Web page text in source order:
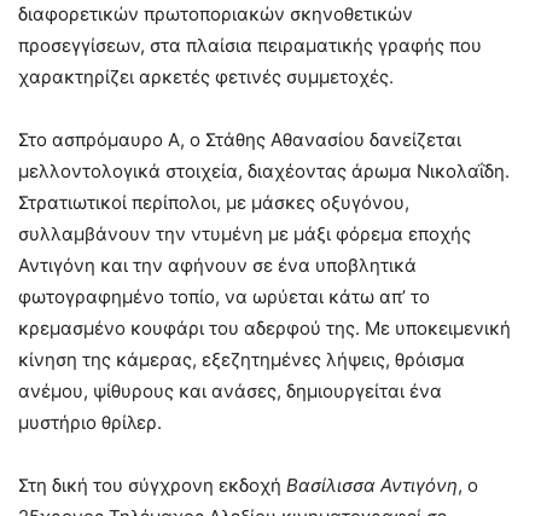
διαφορετικών πρωτοποριακών σκηνοθετικών
προσεγγίσεων, στα πλαίσια πειραματικής γραφής που
χαρακτηρίζει αρκετές φετινές συμμετοχές.
Στο ασπρόμαυρο Α, ο Στάθης Αθανασίου δανείζεται
μελλοντολογικά στοιχεία, διαχέοντας άρωμα Νικολαΐδη.
Στρατιωτικοί περίπολοι, με μάσκες οξυγόνου,
συλλαμβάνουν την ντυμένη με μάξι φόρεμα εποχής
Αντιγόνη και την αφήνουν σε ένα υποβλητικά
φωτογραφημένο τοπίο, να ωρύεται κάτω απ’ το
κρεμασμένο κουφάρι του αδερφού της. Με υποκειμενική
κίνηση της κάμερας, εξεζητημένες λήψεις, θρόισμα
ανέμου, ψίθυρους και ανάσες, δημιουργείται ένα
μυστήριο θρίλερ.
Στη δική του σύγχρονη εκδοχή Βασίλισσα Αντιγόνη, ο